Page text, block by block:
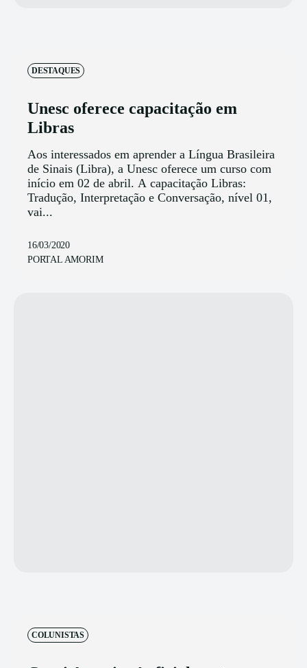
DESTAQUES
Unesc oferece capacitação em
Libras
Aos interessados em aprender a Língua Brasileira
de Sinais (Libra), a Unesc oferece um curso com
início em 02 de abril. A capacitação Libras:
Tradução, Interpretação e Conversação, nível 01,
vai...
16/03/2020
PORTAL AMORIM
COLUNISTAS